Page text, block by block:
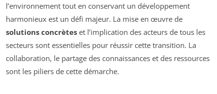
l’environnement tout en conservant un développement
harmonieux est un défi majeur. La mise en œuvre de
solutions concrètes et l’implication des acteurs de tous les
secteurs sont essentielles pour réussir cette transition. La
collaboration, le partage des connaissances et des ressources
sont les piliers de cette démarche.